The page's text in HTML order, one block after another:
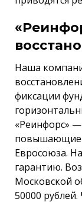
Наша
фиксации
«Реинфорс»
повышающие
Евросоюза.
гарантию.
Московской
50000